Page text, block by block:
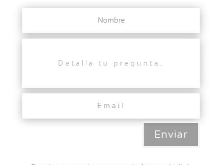
Enviar